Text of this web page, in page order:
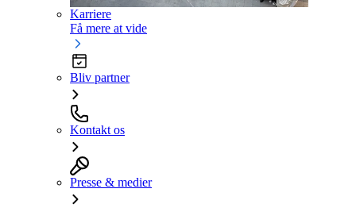
Karriere
Få mere at vide
Bliv partner
Kontakt os
Presse & medier